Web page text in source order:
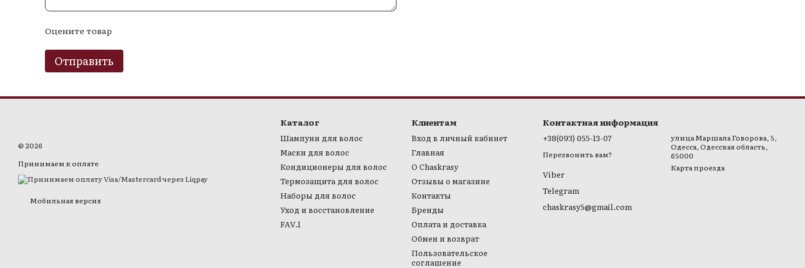
Оцените товар
Отправить
• Виробник: RAYWELL (Італія)
© 2026
Принимаем к оплате
Мобильная версия
Каталог
Шампуни для волос
Маски для волос
Кондиционеры для волос
Термозащита для волос
Наборы для волос
Уход и восстановление
FAV.1
Клиентам
Вход в личный кабинет
Главная
О Chaskrasy
Отзывы о магазине
Контакты
Бренды
Оплата и доставка
Обмен и возврат
Пользовательское
соглашение
Контактная информация
+38(093) 055-13-07
Перезвонить вам?
Viber
Telegram
chaskrasy5@gmail.com
улица Маршала Говорова, 5,
Одесса, Одесская область,
65000
Карта проезда